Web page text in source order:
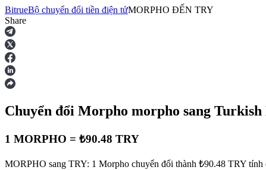
Hợp đồng tương lai
BitrueBộ chuyển đổi tiền điện tửMORPHO ĐẾN TRY
Share
Chuyển đổi Morpho morpho sang
1 MORPHO = ₺90.48 TRY
MORPHO sang TRY: 1 Morpho chuyển đổi thành ₺90.48 TRY tính